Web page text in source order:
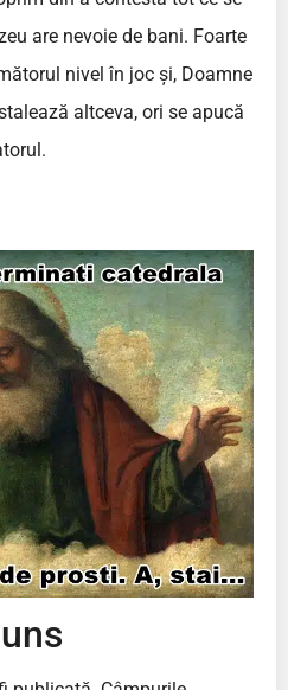
are nevoie de bani. Foarte
nivel în joc și, Doamne
altceva, ori se apucă